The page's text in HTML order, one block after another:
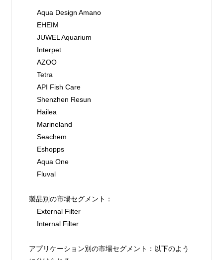
    Aqua Design Amano
    EHEIM
    JUWEL Aquarium
    Interpet
    AZOO
    Tetra
    API Fish Care
    Shenzhen Resun
    Hailea
    Marineland
    Seachem
    Eshopps
    Aqua One
    Fluval
製品別の市場セグメント：
    External Filter
    Internal Filter
アプリケーション別の市場セグメント：以下のよう